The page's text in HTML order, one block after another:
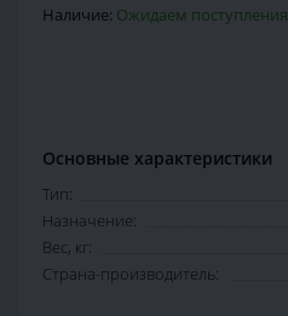
Наличие: Ожидаем поступления
Основные характеристики
Тип:
Назначение:
Вес, кг:
Страна-производитель: